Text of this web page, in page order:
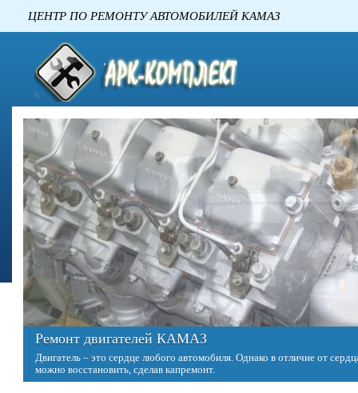
ЦЕНТР ПО РЕМОНТУ
Ремонт двигателей КАМАЗ
Двигатель – это сердце любого автомобиля. Однако в отличие от
можно восстановить, сделав капремонт.